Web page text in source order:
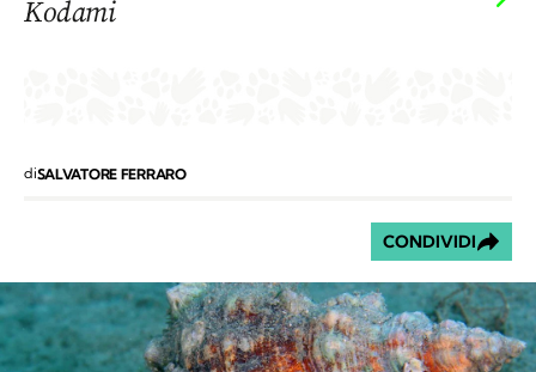
Kodami
diSALVATORE FERRARO
CONDIVIDI